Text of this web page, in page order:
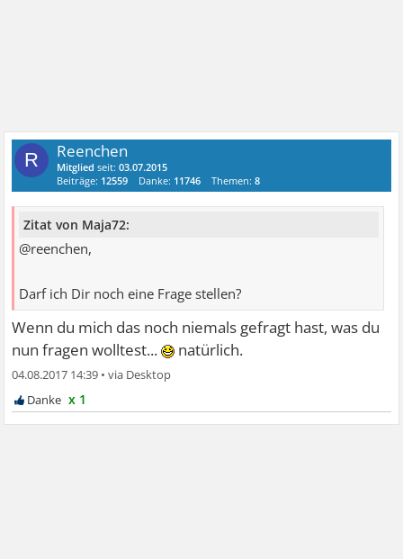
R Reenchen
Mitglied seit:03.07.2015
Beiträge: 12559 Danke: 11746 Themen:8
Zitat von Maja72:
@reenchen,
Darf ich Dir noch eine Frage stellen?
Wenn du mich das noch niemals gefragt hast, was du
nun fragen wolltest...
natürlich.
04.08.2017 14:39 •
x 1